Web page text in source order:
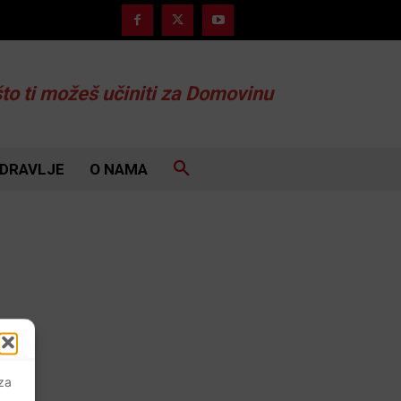
ti možeš učiniti za Domovinu
O NAMA